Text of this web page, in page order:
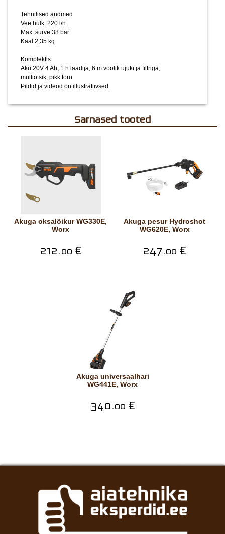
Tehnilised andmed
Vee hulk: 220 l/h
Max. surve 38 bar
Kaal:2,35 kg
Komplektis
Aku 20V 4 Ah, 1 h laadija, 6 m voolik ujuki ja filtriga,
multiotsik, pikk toru
Pildid ja videod on illustratiivsed.
Sarnased tooted
Akuga oksalõikur WG330E,
Worx
212.00 €
Akuga pesur Hydroshot
WG620E, Worx
247.00 €
Akuga universaalhari
WG441E, Worx
340.00 €